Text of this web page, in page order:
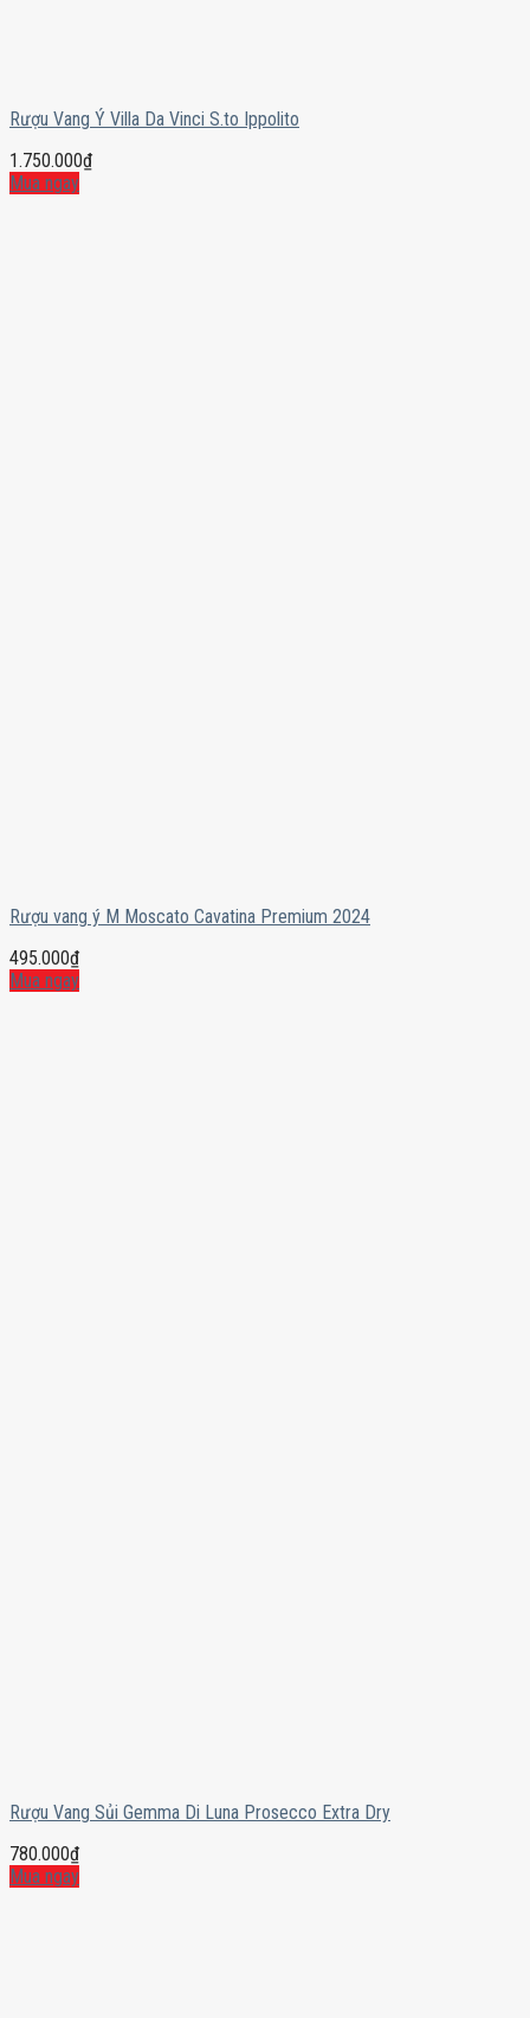
Rượu Vang Ý Villa Da Vinci S.to Ippolito
1.750.000₫
Mua ngay
Rượu vang ý M Moscato Cavatina Premium 2024
495.000₫
Mua ngay
Rượu Vang Sủi Gemma Di Luna Prosecco Extra Dry
780.000₫
Mua ngay